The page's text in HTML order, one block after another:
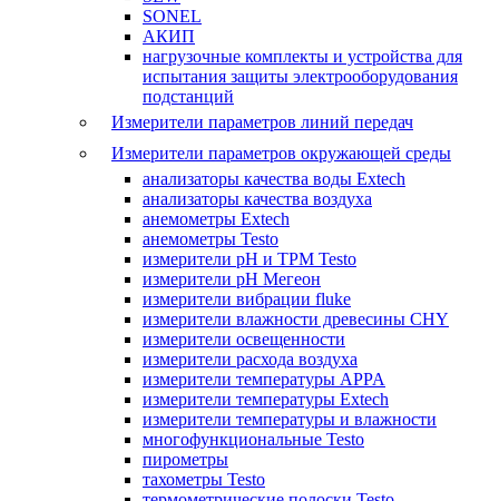
SONEL
АКИП
нагрузочные комплекты и устройства для
испытания защиты электрооборудования
подстанций
Измерители параметров линий передач
Измерители параметров окружающей среды
анализаторы качества воды Extech
анализаторы качества воздуха
анемометры Extech
анемометры Testo
измерители pH и ТРМ Testo
измерители pH Мегеон
измерители вибрации fluke
измерители влажности древесины CHY
измерители освещенности
измерители расхода воздуха
измерители температуры APPA
измерители температуры Extech
измерители температуры и влажности
многофункциональные Testo
пирометры
тахометры Testo